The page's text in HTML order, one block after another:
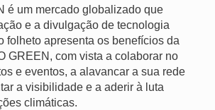
é um mercado globalizado que
e a divulgação de tecnologia
folheto apresenta os benefícios da
GREEN, com vista a colaborar no
e eventos, a alavancar a sua rede
a visibilidade e a aderir à luta
climáticas.